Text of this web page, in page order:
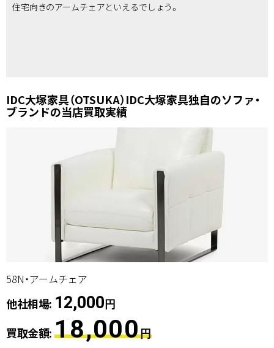
住宅向きのアームチェアといえるでしょう。
IDC大塚家具（OTSUKA）IDC大塚家具独自のソファ・
ブランドの当店買取実績
58N・アームチェア
他社相場: 12,000円
買取金額:18,000円